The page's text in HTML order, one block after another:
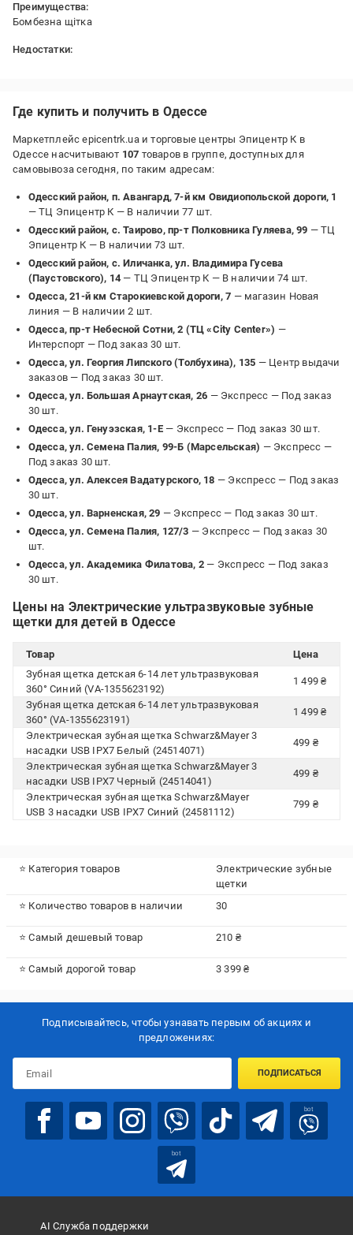
Преимущества:
Бомбезна щітка
Недостатки:
Где купить и получить в Одессе
Маркетплейс epicentrk.ua и торговые центры Эпицентр К в
Одессе насчитывают 107 товаров в группе, доступных для
самовывоза сегодня, по таким адресам:
Одесский район, п. Авангард, 7-й км Овидиопольской дороги, 1
— ТЦ Эпицентр К — В наличии 77 шт.
Одесский район, с. Таирово, пр-т Полковника Гуляева, 99 — ТЦ
Эпицентр К — В наличии 73 шт.
Одесский район, с. Иличанка, ул. Владимира Гусева
(Паустовского), 14 — ТЦ Эпицентр К — В наличии 74 шт.
Одесса, 21-й км Старокиевской дороги, 7 — магазин Новая
линия — В наличии 2 шт.
Одесса, пр-т Небесной Сотни, 2 (ТЦ «City Center») —
Интерспорт — Под заказ 30 шт.
Одесса, ул. Георгия Липского (Толбухина), 135 — Центр выдачи
заказов — Под заказ 30 шт.
Одесса, ул. Большая Арнаутская, 26 — Экспресс — Под заказ
30 шт.
Одесса, ул. Генуэзская, 1-Е— Экспресс — Под заказ 30 шт.
Одесса, ул. Семена Палия, 99-Б (Марсельская) — Экспресс —
Под заказ 30 шт.
Одесса, ул. Алексея Вадатурского, 18 — Экспресс — Под заказ
30 шт.
Одесса, ул. Варненская, 29 — Экспресс — Под заказ 30 шт.
Одесса, ул. Семена Палия, 127/3 — Экспресс — Под заказ 30
шт.
Одесса, ул. Академика Филатова, 2 — Экспресс — Под заказ
30 шт.
Цены на Электрические ультразвуковые зубные
щетки для детей в Одессе
Товар
Цена
Зубная щетка детская 6-14 лет ультразвуковая
360° Синий (VA-1355623192)
1 499 ₴
Зубная щетка детская 6-14 лет ультразвуковая
360° (VA-1355623191)
1 499 ₴
Электрическая зубная щетка Schwarz&Mayer 3
насадки USB IPX7 Белый (24514071)
499 ₴
Электрическая зубная щетка Schwarz&Mayer 3
насадки USB IPX7 Черный (24514041)
499 ₴
Электрическая зубная щетка Schwarz&Mayer
USB 3 насадки USB IPX7 Синий (24581112)
799 ₴
⭐ Категория товаров
Электрические зубные
щетки
⭐ Количество товаров в наличии
30
⭐ Самый дешевый товар 210 ₴
⭐ Самый дорогой товар 3 399 ₴
Подписывайтесь, чтобы узнавать первым об акцияx и
предложениях:
ПОДПИСАТЬСЯ
bot
bot
AI Служба поддержки